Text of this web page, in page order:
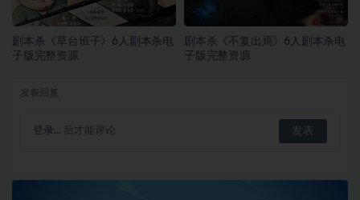
剧本杀《草台班子》6人剧本杀电
子版完整资源
剧本杀《不复出焉》6人剧本杀电
子版完整资源
登录... 后才能评论